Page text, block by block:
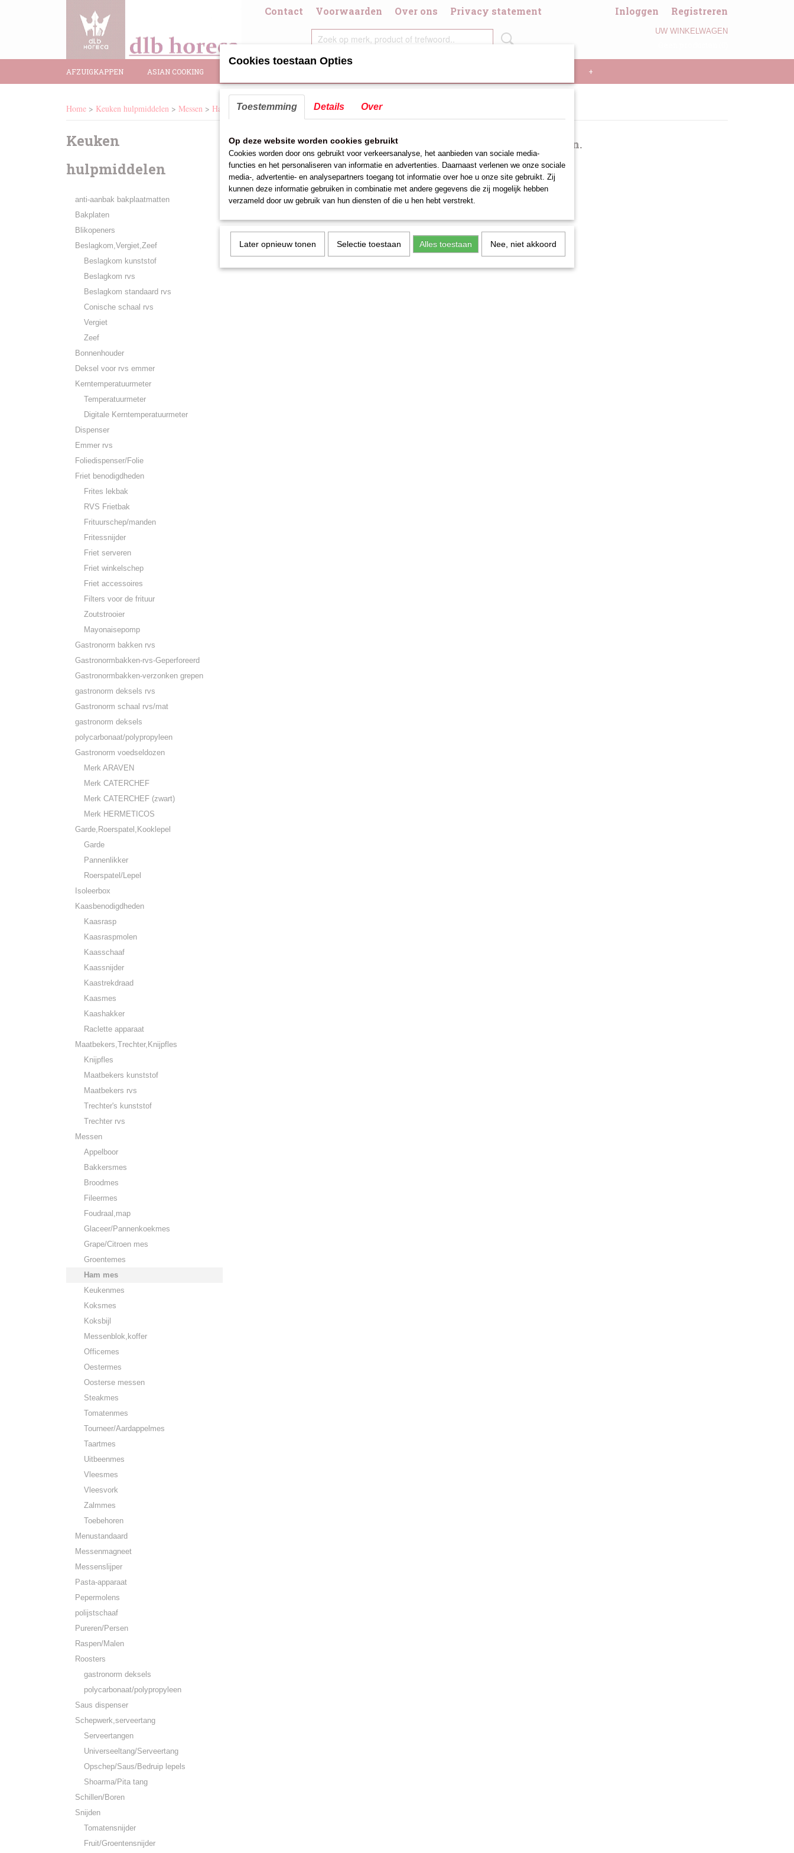
Contact Voorwaarden Over ons Privacy statement Inloggen Registreren
UW WINKELWAGEN
AFZUIGKAPPEN ASIAN COOKING +
Home > Keuken hulpmiddelen > Messen > Ham mes
Keuken
hulpmiddelen
anti-aanbak bakplaatmatten
Bakplaten
Blikopeners
Beslagkom,Vergiet,Zeef
Beslagkom kunststof
Beslagkom rvs
Beslagkom standaard rvs
Conische schaal rvs
Vergiet
Zeef
Bonnenhouder
Deksel voor rvs emmer
Kerntemperatuurmeter
Temperatuurmeter
Digitale Kerntemperatuurmeter
Dispenser
Emmer rvs
Foliedispenser/Folie
Friet benodigdheden
Frites lekbak
RVS Frietbak
Frituurschep/manden
Fritessnijder
Friet serveren
Friet winkelschep
Friet accessoires
Filters voor de frituur
Zoutstrooier
Mayonaisepomp
Gastronorm bakken rvs
Gastronormbakken-rvs-Geperforeerd
Gastronormbakken-verzonken grepen
gastronorm deksels rvs
Gastronorm schaal rvs/mat
gastronorm deksels
polycarbonaat/polypropyleen
Gastronorm voedseldozen
Merk ARAVEN
Merk CATERCHEF
Merk CATERCHEF (zwart)
Merk HERMETICOS
Garde,Roerspatel,Kooklepel
Garde
Pannenlikker
Roerspatel/Lepel
Isoleerbox
Kaasbenodigdheden
Kaasrasp
Kaasraspmolen
Kaasschaaf
Kaassnijder
Kaastrekdraad
Kaasmes
Kaashakker
Raclette apparaat
Maatbekers,Trechter,Knijpfles
Knijpfles
Maatbekers kunststof
Maatbekers rvs
Trechter's kunststof
Trechter rvs
Messen
Appelboor
Bakkersmes
Broodmes
Fileermes
Foudraal,map
Glaceer/Pannenkoekmes
Grape/Citroen mes
Groentemes
Ham mes
Keukenmes
Koksmes
Koksbijl
Messenblok,koffer
Officemes
Oestermes
Oosterse messen
Steakmes
Tomatenmes
Tourneer/Aardappelmes
Taartmes
Uitbeenmes
Vleesmes
Vleesvork
Zalmmes
Toebehoren
Menustandaard
Messenmagneet
Messenslijper
Pasta-apparaat
Pepermolens
polijstschaaf
Pureren/Persen
Raspen/Malen
Roosters
gastronorm deksels
polycarbonaat/polypropyleen
Saus dispenser
Schepwerk,serveertang
Serveertangen
Universeeltang/Serveertang
Opschep/Saus/Bedruip lepels
Shoarma/Pita tang
Schillen/Boren
Snijden
Tomatensnijder
Fruit/Groentensnijder
Helaas bevinden er zich in deze categorie nog geen producten.
Probeert u het later nog eens!
Cookies toestaan Opties
Toestemming Details Over
Op deze website worden cookies gebruikt
Cookies worden door ons gebruikt voor verkeersanalyse, het aanbieden van sociale media-
functies en het personaliseren van informatie en advertenties. Daarnaast verlenen we onze sociale
media-, advertentie- en analysepartners toegang tot informatie over hoe u onze site gebruikt. Zij
kunnen deze informatie gebruiken in combinatie met andere gegevens die zij mogelijk hebben
verzameld door uw gebruik van hun diensten of die u hen hebt verstrekt.
Later opnieuw tonen Selectie toestaan Alles toestaan Nee, niet akkoord